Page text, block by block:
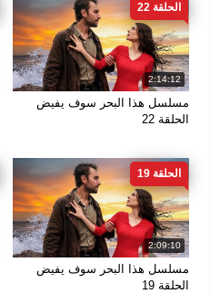
2:14:12
الحلقة 22
مسلسل هذا البحر سوف يفيض
الحلقة 22
2:09:10
الحلقة 19
مسلسل هذا البحر سوف يفيض
الحلقة 19